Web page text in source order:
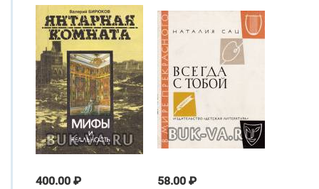
400.00 ₽ 58.00 ₽